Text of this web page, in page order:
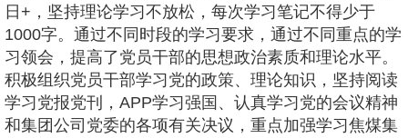
日+，坚持理论学习不放松，每次学习笔记不得少于
1000字。通过不同时段的学习要求，通过不同重点的学
习领会，提高了党员干部的思想政治素质和理论水平。
积极组织党员干部学习党的政策、理论知识，坚持阅读
学习党报党刊，APP学习强国、认真学习党的会议精神
和集团公司党委的各项有关决议，重点加强学习焦煤集